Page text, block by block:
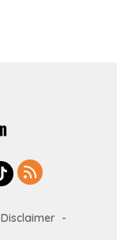
Disclaimer